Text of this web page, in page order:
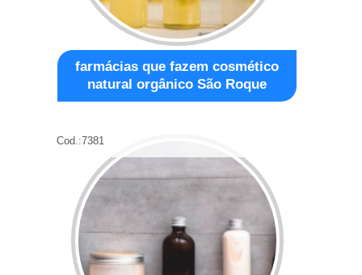
farmácias que fazem cosmético
natural orgânico São Roque
Cod.:7381